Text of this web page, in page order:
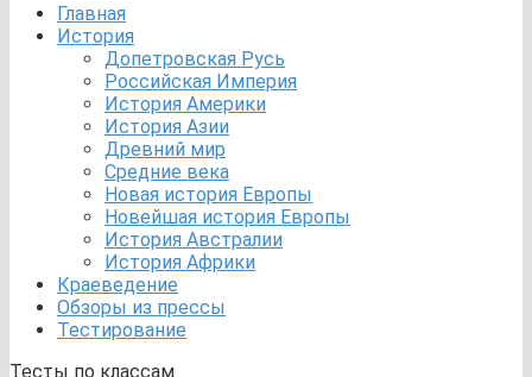
Главная
История
Допетровская Русь
Российская Империя
История Америки
История Азии
Древний мир
Средние века
Новая история Европы
Новейшая история Европы
История Австралии
История Африки
Краеведение
Обзоры из прессы
Тестирование
Тесты по классам